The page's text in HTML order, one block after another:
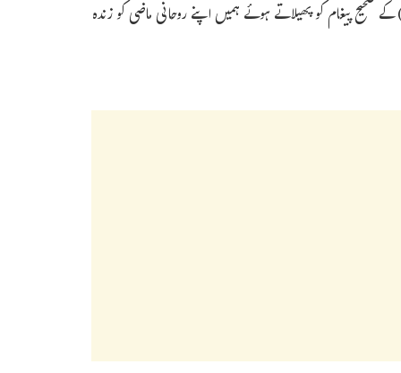
پیغام کو پھیلاتے ہوئے ہمیں اپنے روحانی ماضی کو زندہ